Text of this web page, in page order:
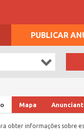
PUBLICAR
Mapa
obter informações sobre